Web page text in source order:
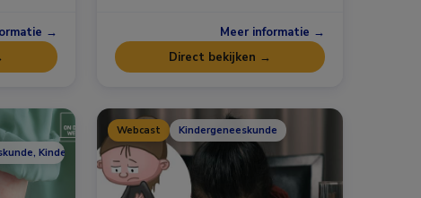
→
Meer informatie →
Direct bekijken →
Kindergeneeskunde
Webcast Kindergeneeskunde